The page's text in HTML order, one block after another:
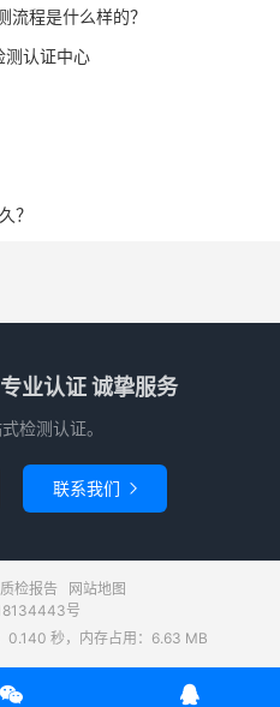
流程是什么样的？
测认证中心
？
业认证 诚挚服务
检测认证。
联系我们 
质检报告
网站地图
号
0.140 秒，内存占用：6.63 MB
 